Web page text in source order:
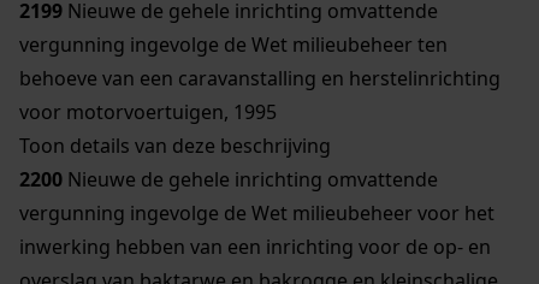
2199 Nieuwe de gehele inrichting omvattende
vergunning ingevolge de Wet milieubeheer ten
behoeve van een caravanstalling en herstelinrichting
voor motorvoertuigen, 1995
Toon details van deze beschrijving
2200 Nieuwe de gehele inrichting omvattende
vergunning ingevolge de Wet milieubeheer voor het
inwerking hebben van een inrichting voor de op- en